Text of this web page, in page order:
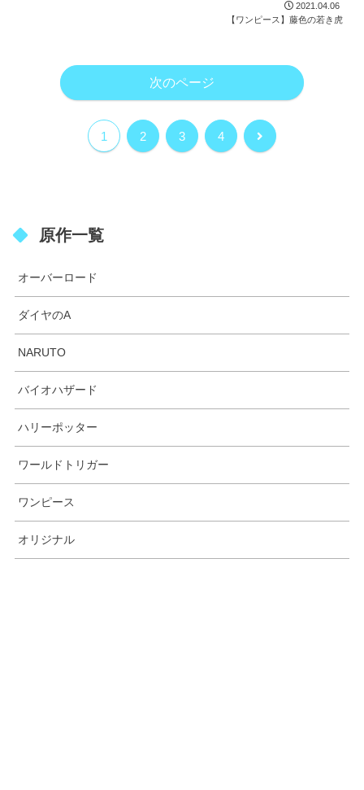
2021.04.06
【ワンピース】藤色の若き虎
次のページ
1 2 3 4
原作一覧
オーバーロード
ダイヤのA
NARUTO
バイオハザード
ハリーポッター
ワールドトリガー
ワンピース
オリジナル